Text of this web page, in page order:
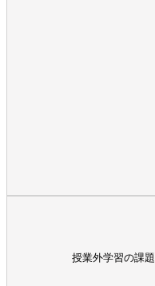
授業外学習の課題